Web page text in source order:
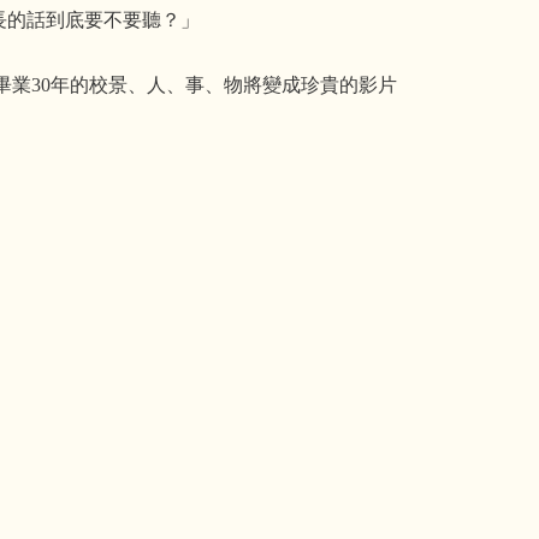
話到底要不要聽？」
30年的校景、人、事、物將變成珍貴的影片